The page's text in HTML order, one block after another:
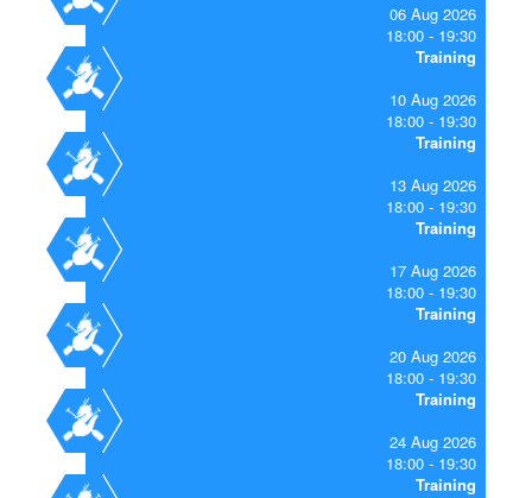
06 Aug 2026
18:00
19:30
Training
10 Aug 2026
18:00
19:30
Training
13 Aug 2026
18:00
19:30
Training
17 Aug 2026
18:00
19:30
Training
20 Aug 2026
18:00
19:30
Training
24 Aug 2026
18:00
19:30
Training